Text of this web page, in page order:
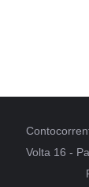
Volta 16 -